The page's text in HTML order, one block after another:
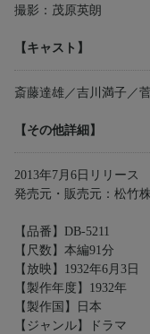
撮影：茂原英朗
【キャスト】
斎藤達雄／吉川満子／
【その他詳細】
2013年7月6日リリース
発売元・販売元：松竹
【品番】DB-5211
【尺数】本編91分
【放映】1932年6月3日
【製作年度】1932年
【製作国】日本
【ジャンル】ドラマ